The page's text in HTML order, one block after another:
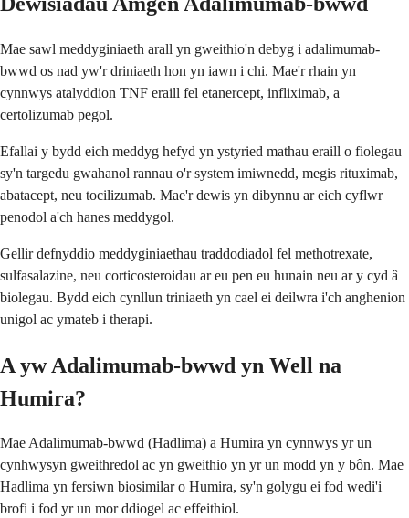
Mae sawl meddyginiaeth arall yn gweithio'n debyg i adalimumab-
bwwd os nad yw'r driniaeth hon yn iawn i chi. Mae'r rhain yn
cynnwys atalyddion TNF eraill fel etanercept, infliximab, a
certolizumab pegol.
Efallai y bydd eich meddyg hefyd yn ystyried mathau eraill o fiolegau
sy'n targedu gwahanol rannau o'r system imiwnedd, megis rituximab,
abatacept, neu tocilizumab. Mae'r dewis yn dibynnu ar eich cyflwr
penodol a'ch hanes meddygol.
Gellir defnyddio meddyginiaethau traddodiadol fel methotrexate,
sulfasalazine, neu corticosteroidau ar eu pen eu hunain neu ar y cyd â
biolegau. Bydd eich cynllun triniaeth yn cael ei deilwra i'ch anghenion
unigol ac ymateb i therapi.
A yw Adalimumab-bwwd yn Well na
Humira?
Mae Adalimumab-bwwd (Hadlima) a Humira yn cynnwys yr un
cynhwysyn gweithredol ac yn gweithio yn yr un modd yn y bôn. Mae
Hadlima yn fersiwn biosimilar o Humira, sy'n golygu ei fod wedi'i
brofi i fod yr un mor ddiogel ac effeithiol.